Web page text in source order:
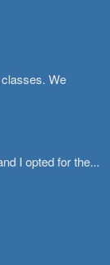
We
I opted for the...